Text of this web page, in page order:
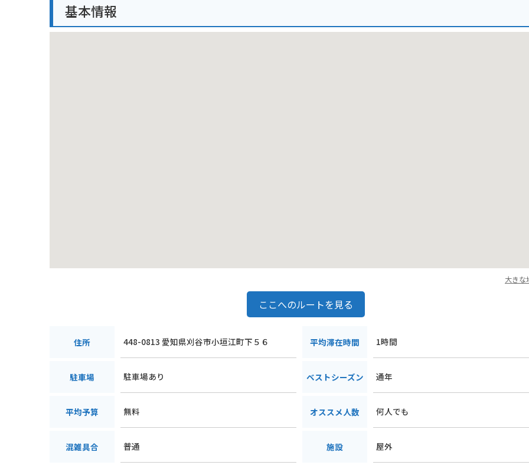
す。
基本情報
大きな
ここへのルートを見る
住所 448-0813 愛知県刈谷市小垣江町下５６ 平均滞在時間 1時間
駐車場 駐車場あり ベストシーズン 通年
平均予算 無料 オススメ人数 何人でも
混雑具合 普通 施設 屋外